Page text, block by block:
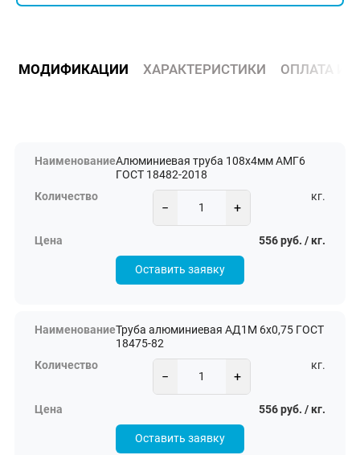
МОДИФИКАЦИИ ХАРАКТЕРИСТИКИ ОПЛАТА И
Алюминиевая труба 108х4мм АМГ6
ГОСТ 18482-2018
− +
кг.
556 руб. / кг.
Оставить заявку
Труба алюминиевая АД1М 6х0,75 ГОСТ
18475-82
− +
кг.
556 руб. / кг.
Оставить заявку